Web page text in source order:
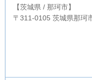
【茨城県 / 那珂市】
〒311-0105 茨城県那珂